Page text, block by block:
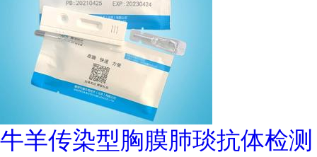
牛羊传染型胸膜肺琰抗体检测